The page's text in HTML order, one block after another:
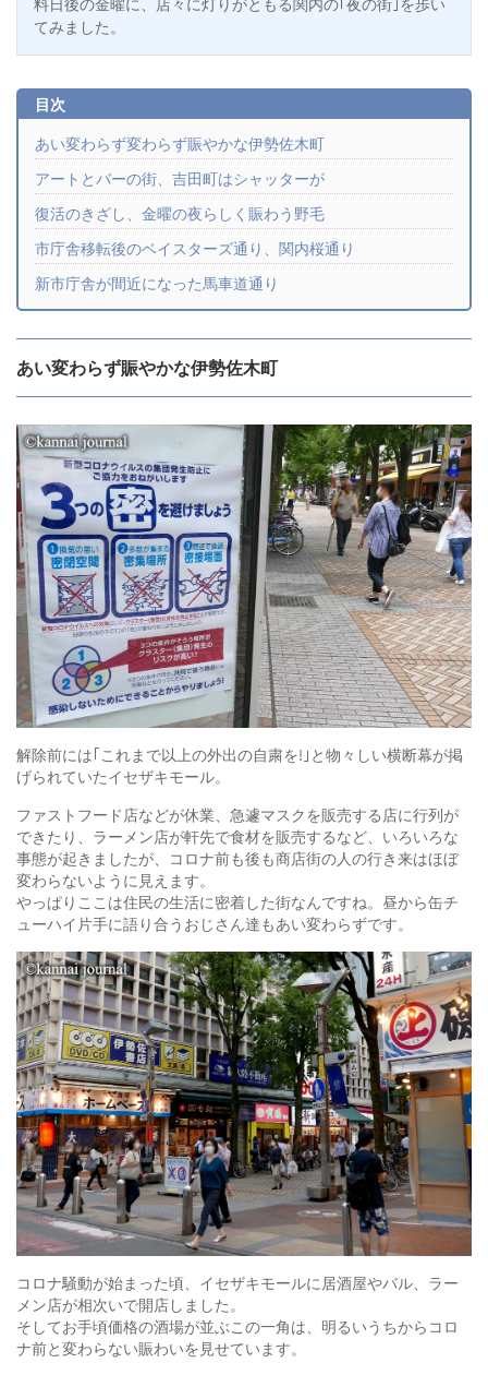
てみました。
あい変わらず変わらず賑やかな伊勢佐木町
アートとバーの街、吉田町はシャッターが
復活のきざし、金曜の夜らしく賑わう野毛
市庁舎移転後のベイスターズ通り、関内桜通り
新市庁舎が間近になった馬車道通り
あい変わらず賑やかな伊勢佐木町
解除前には｢これまで以上の外出の自粛を!｣と物々しい横断幕が掲
げられていたイセザキモール。
ファストフード店などが休業、急遽マスクを販売する店に行列が
できたり、ラーメン店が軒先で食材を販売するなど、いろいろな
事態が起きましたが、コロナ前も後も商店街の人の行き来はほぼ
変わらないように見えます。
やっぱりここは住民の生活に密着した街なんですね。昼から缶チ
ューハイ片手に語り合うおじさん達もあい変わらずです。
コロナ騒動が始まった頃、イセザキモールに居酒屋やバル、ラー
メン店が相次いで開店しました。
そしてお手頃価格の酒場が並ぶこの一角は、明るいうちからコロ
ナ前と変わらない賑わいを見せています。